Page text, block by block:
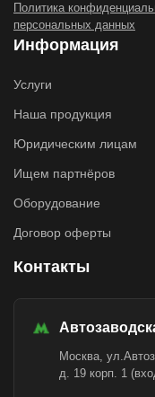
Политика
персональных данных
Информация
Услуги
Наша продукция
Юридическим лицам
Ищем партнёров
Оборудование
Договор оферты
Контакты
Москва,
д. 19 корп. 1